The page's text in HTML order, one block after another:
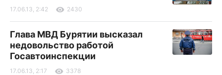
17.06.13, 2:42 2430
Глава МВД Бурятии высказал
недовольство работой
Госавтоинспекции
17.06.13, 2:17 3378